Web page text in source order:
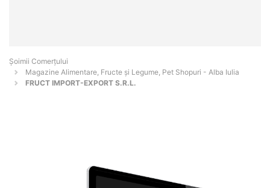
Șoimii Comerțului
Magazine Alimentare, Fructe și Legume, Pet Shopuri - Alba Iulia
FRUCT IMPORT-EXPORT S.R.L.